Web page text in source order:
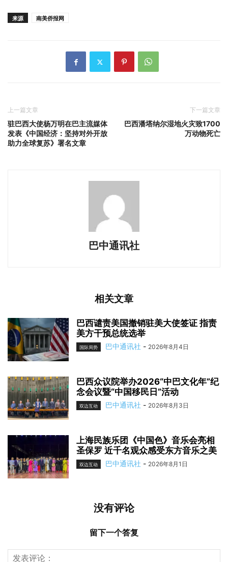
来源 南美侨报网
上一篇文章
驻巴西大使杨万明在巴主流媒体
发表《中国经济：坚持对外开放
助力全球复苏》署名文章
下一篇文章
巴西潘塔纳尔湿地火灾致1700
万动物死亡
巴中通讯社
相关文章
巴西谴责美国撤销驻美大使签证 指责
美方干预总统选举
国际局势 巴中通讯社 - 2026年8月4日
巴西众议院举办2026“中巴文化年”纪
念会议暨“中国移民日”活动
双边互动 巴中通讯社 - 2026年8月3日
上海民族乐团《中国色》音乐会亮相
圣保罗 近千名观众感受东方音乐之美
双边互动 巴中通讯社 - 2026年8月1日
没有评论
留下一个答复